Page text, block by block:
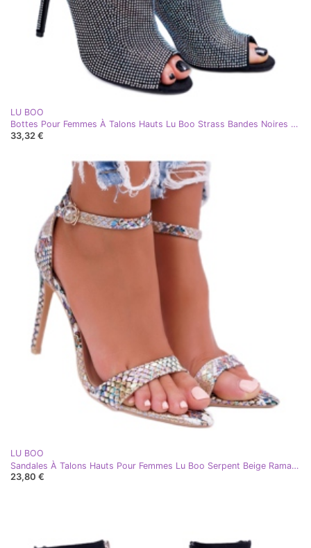
LU BOO
Bottes Pour Femmes À Talons Hauts Lu Boo Strass Bandes Noires argent
33,32 €
LU BOO
Sandales À Talons Hauts Pour Femmes Lu Boo Serpent Beige Ramann multicolore
23,80 €